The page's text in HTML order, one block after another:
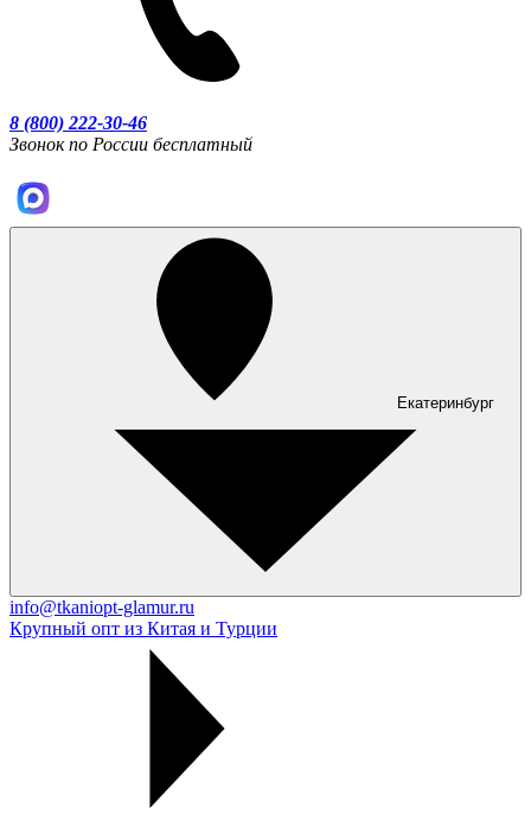
8 (800) 222-30-46
Звонок по России бесплатный
Екатеринбург
info@tkaniopt-glamur.ru
Крупный опт из Китая и Турции